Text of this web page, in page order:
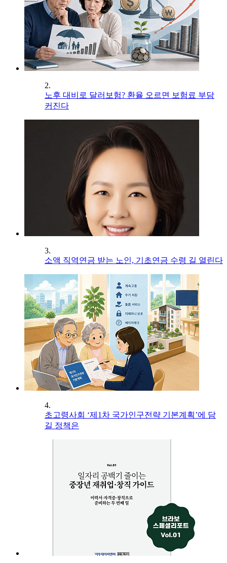
2.
노후 대비로 달러보험? 환율 오르면 보험료 부담
커진다
3.
소액 직역연금 받는 노인, 기초연금 수령 길 열린다
4.
초고령사회 ‘제1차 국가인구전략 기본계획’에 담
길 정책은